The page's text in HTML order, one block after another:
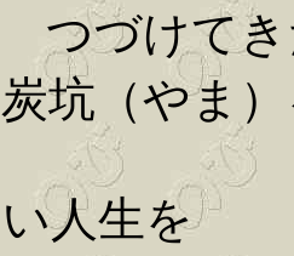
つづけて
坑（やま）
人生を